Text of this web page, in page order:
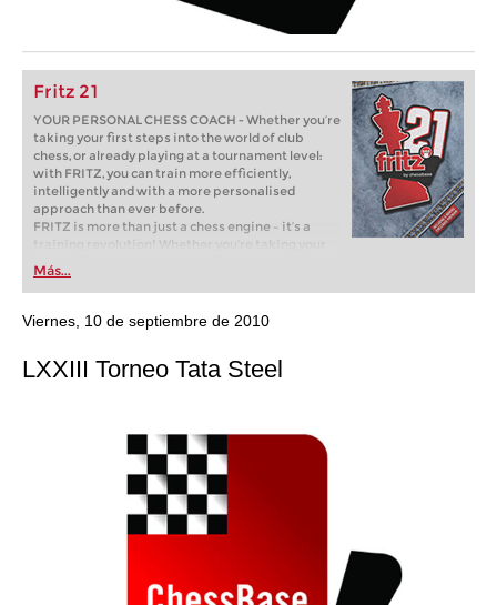
Fritz 21
YOUR PERSONAL CHESS COACH - Whether you’re
taking your first steps into the world of club
chess, or already playing at a tournament level:
with FRITZ, you can train more efficiently,
intelligently and with a more personalised
approach than ever before.
FRITZ is more than just a chess engine – it’s a
training revolution! Whether you’re taking your
first steps into the world of club chess, or already
playing at a tournament level: with FRITZ, you can
train more efficiently, intelligently and with a
more personalised approach than ever before.
Más...
Viernes, 10 de septiembre de 2010
LXXIII Torneo Tata Steel